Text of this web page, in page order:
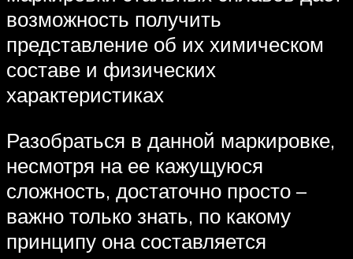
возможность получить
представление об их химическом
составе и физических
характеристиках
Разобраться в данной маркировке,
несмотря на ее кажущуюся
сложность, достаточно просто –
важно только знать, по какому
принципу она составляется